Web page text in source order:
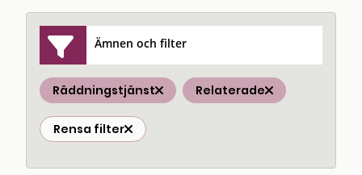
Ämnen och filter
Räddningstjänst Relaterade
Rensa filter